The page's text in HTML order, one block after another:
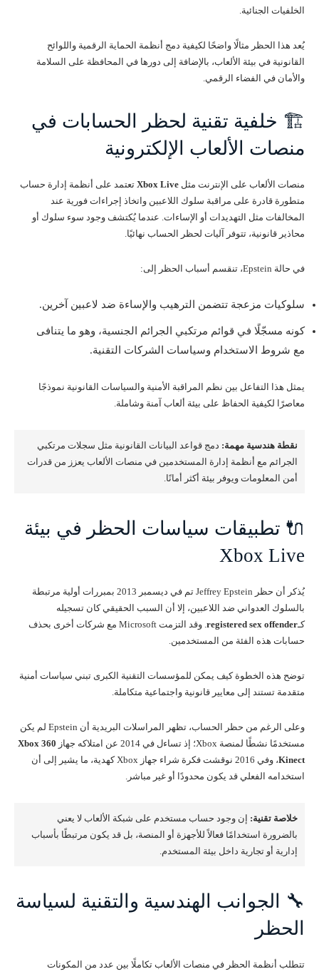
الخلفيات الجنائية.
يُعد هذا الحظر مثالًا واضحًا لكيفية دمج أنظمة الحماية الرقمية واللوائح
القانونية في بيئة الألعاب، بالإضافة إلى دورها في المحافظة على السلامة
والأمان في الفضاء الرقمي.
🏗️ خلفية تقنية لحظر الحسابات في
منصات الألعاب الإلكترونية
منصات الألعاب على الإنترنت مثل Xbox Live تعتمد على أنظمة إدارة حساب
متطورة قادرة على مراقبة سلوك اللاعبين واتخاذ إجراءات فورية عند
المخالفات مثل التهديدات أو الإساءات. عندما يُكتشف وجود سوء سلوك أو
محاذير قانونية، تتوفر آليات لحظر الحساب نهائيًا.
في حالة Epstein، تنقسم أسباب الحظر إلى:
سلوكيات مزعجة تتضمن الترهيب والإساءة ضد لاعبين آخرين.
كونه مسجّلًا في قوائم مرتكبي الجرائم الجنسية، وهو ما يتنافى
مع شروط الاستخدام وسياسات الشركات التقنية.
يمثل هذا التفاعل بين نظم المراقبة الأمنية والسياسات القانونية نموذجًا
معاصرًا لكيفية الحفاظ على بيئة ألعاب آمنة وشاملة.
نقطة هندسية مهمة: دمج قواعد البيانات القانونية مثل سجلات مرتكبي
الجرائم مع أنظمة إدارة المستخدمين في منصات الألعاب يعزز من قدرات
أمن المعلومات ويوفر بيئة أكثر أمانًا.
🔌 تطبيقات سياسات الحظر في بيئة
Xbox Live
يُذكر أن حظر Jeffrey Epstein تم في ديسمبر 2013 بمبررات أولية مرتبطة
بالسلوك العدواني ضد اللاعبين، إلا أن السبب الحقيقي كان تسجيله
كـregistered sex offender
. وقد التزمت Microsoft مع شركات أخرى بحذف
حسابات هذه الفئة من المستخدمين.
توضح هذه الخطوة كيف يمكن للمؤسسات التقنية الكبرى تبني سياسات أمنية
متقدمة تستند إلى معايير قانونية واجتماعية متكاملة.
وعلى الرغم من حظر الحساب، تظهر المراسلات البريدية أن Epstein لم يكن
مستخدمًا نشطًا لمنصة Xbox؛ إذ تساءل في 2014 عن امتلاكه جهاز
Xbox 360
Kinect
، وفي 2016 نوقشت فكرة شراء جهاز Xbox كهدية، ما يشير إلى أن
استخدامه الفعلي قد يكون محدودًا أو غير مباشر.
خلاصة تقنية: إن وجود حساب مستخدم على شبكة الألعاب لا يعني
بالضرورة استخدامًا فعالاً للأجهزة أو المنصة، بل قد يكون مرتبطًا بأسباب
إدارية أو تجارية داخل بيئة المستخدم.
🔧 الجوانب الهندسية والتقنية لسياسة
الحظر
تتطلب أنظمة الحظر في منصات الألعاب تكاملًا بين عدد من المكونات